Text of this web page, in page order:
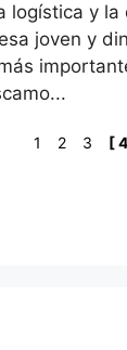
logística y
joven y
1 2 3 [